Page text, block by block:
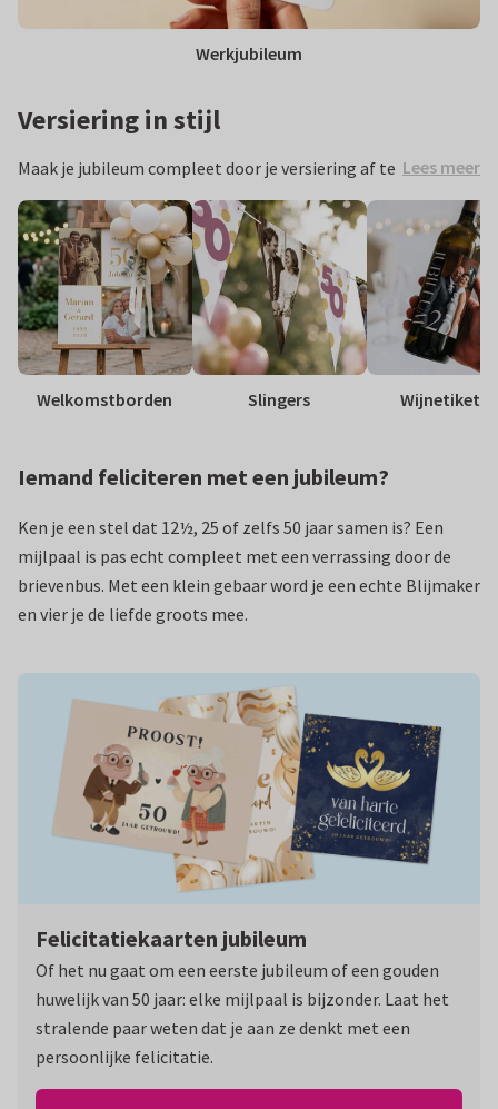
Werkjubileum
Versiering in stijl
Maak je jubileum compleet door je versiering af te
stemmen op je uitnodiging. Zo vormen je kaarten,
versiering en andere feestartikelen samen één
feestelijk geheel.
Lees meer
Welkomstborden Slingers
Iemand feliciteren met een jubileum?
Ken je een stel dat 12½, 25 of zelfs 50 jaar samen is? Een
mijlpaal is pas echt compleet met een verrassing door de
brievenbus. Met een klein gebaar word je een echte Blijmaker
en vier je de liefde groots mee.
Felicitatiekaarten jubileum
Of het nu gaat om een eerste jubileum of een gouden
huwelijk van 50 jaar: elke mijlpaal is bijzonder. Laat het
stralende paar weten dat je aan ze denkt met een
persoonlijke felicitatie.